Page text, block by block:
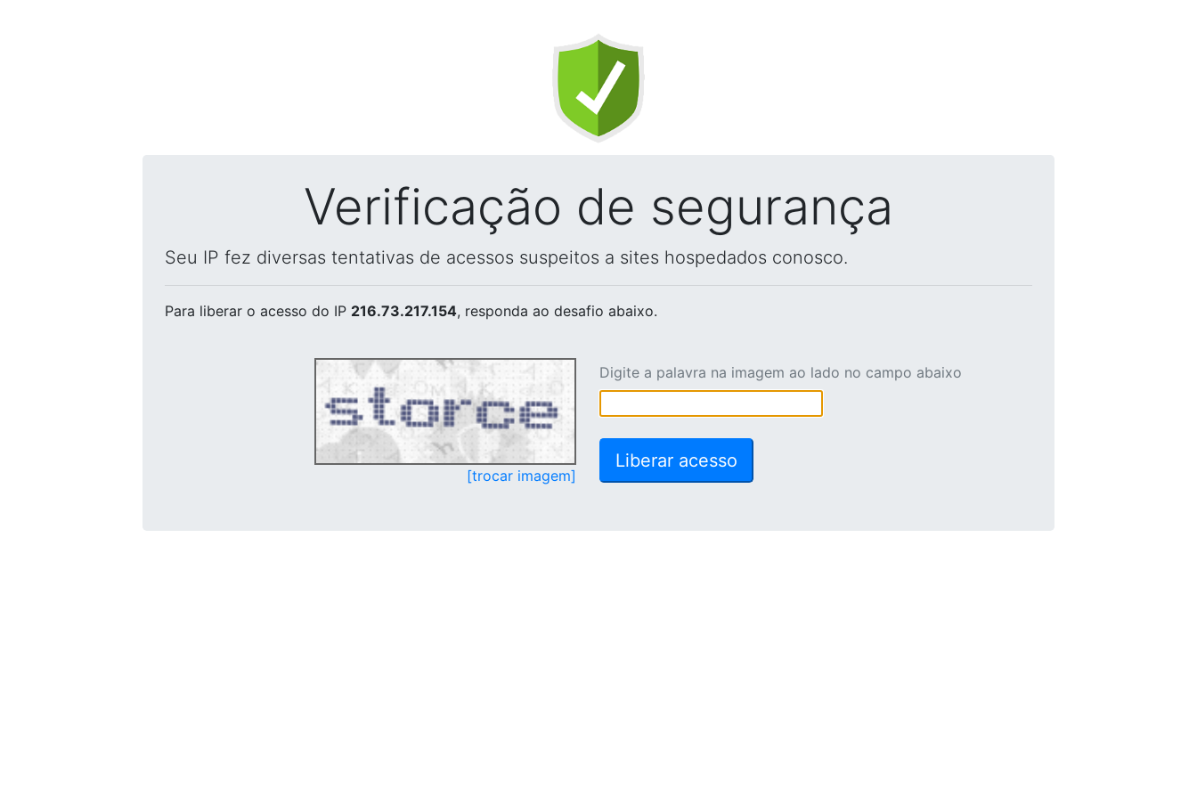
Verificação de segurança
Seu IP fez diversas tentativas de acessos suspeitos a sites hospedados conosco.
Para liberar o acesso do IP 216.73.217.154, responda ao desafio abaixo.
[trocar imagem]
Digite a palavra na imagem ao lado no campo abaixo